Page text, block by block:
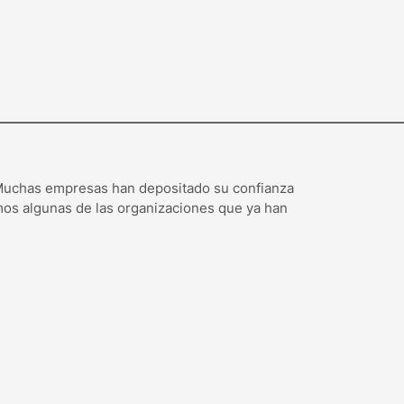
empresas han depositado su confianza
algunas de las organizaciones que ya han